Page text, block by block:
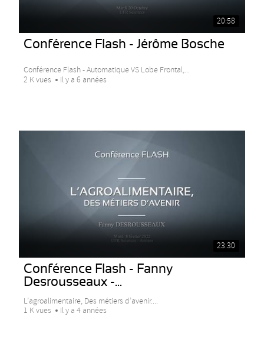
20:58
Conférence Flash - Jérôme Bosche
Conférence Flash - Automatique VS Lobe Frontal,...
2 K vues
Il y a 6 années
23:30
Conférence Flash - Fanny
Desrousseaux -...
L’agroalimentaire, Des métiers d’avenir....
1 K vues
Il y a 4 années